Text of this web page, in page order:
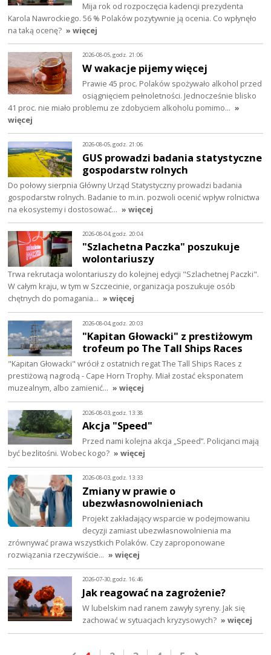
Mija rok od rozpoczęcia kadencji prezydenta
Karola Nawrockiego. 56 % Polaków pozytywnie ją ocenia. Co wpłynęło
na taką ocenę? » więcej
2026-08-05, godz. 21:06
W wakacje pijemy więcej
Prawie 45 proc. Polaków spożywało alkohol przed
osiągnięciem pełnoletności. Jednocześnie blisko
41 proc. nie miało problemu ze zdobyciem alkoholu pomimo… »
więcej
2026-08-05, godz. 21:06
GUS prowadzi badania statystyczne
gospodarstw rolnych
Do połowy sierpnia Główny Urząd Statystyczny prowadzi badania
gospodarstw rolnych. Badanie to m.in. pozwoli ocenić wpływ rolnictwa
na ekosystemy i dostosować… » więcej
2026-08-04, godz. 20:04
"Szlachetna Paczka" poszukuje
wolontariuszy
Trwa rekrutacja wolontariuszy do kolejnej edycji "Szlachetnej Paczki".
W całym kraju, w tym w Szczecinie, organizacja poszukuje osób
chętnych do pomagania… » więcej
2026-08-04, godz. 20:03
"Kapitan Głowacki" z prestiżowym
trofeum po The Tall Ships Races
"Kapitan Głowacki" wrócił z ostatnich regat The Tall Ships Races z
prestiżową nagrodą - Cape Horn Trophy. Miał zostać eksponatem
muzealnym, albo zamienić… » więcej
2026-08-03, godz. 13:38
Akcja "Speed"
Przed nami kolejna akcja „Speed”. Policjanci mają
być bezlitośni. Wobec kogo? » więcej
2026-08-03, godz. 13:33
Zmiany w prawie o
ubezwłasnowolnieniach
Projekt zakładający wsparcie w podejmowaniu
decyzji zamiast ubezwłasnowolnienia ma
zrównywać prawa wszystkich Polaków. Czy zaproponowane
rozwiązania rzeczywiście… » więcej
2026-07-30, godz. 16:46
Jak reagować na zagrożenie?
W lubelskim nad ranem zawyły syreny. Jak się
zachować w sytuacjach kryzysowych? » więcej